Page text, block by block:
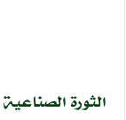
الثورة الصناعية